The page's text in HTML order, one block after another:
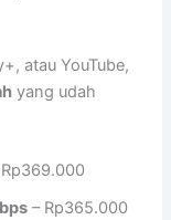
atau YouTube,
yang udah
– Rp365.000